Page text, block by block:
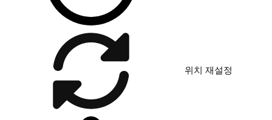
위치 재설정